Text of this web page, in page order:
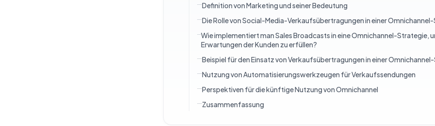
Definition von Marketing und seiner Bedeutung
Die Rolle von Social-Media-Verkaufsübertragungen in einer
Wie implementiert man Sales Broadcasts in eine Omnichannel-Strategie,
Erwartungen der Kunden zu erfüllen?
Beispiel für den Einsatz von Verkaufsübertragungen in einer
Nutzung von Automatisierungswerkzeugen für Verkaufssendungen
Perspektiven für die künftige Nutzung von Omnichannel
Zusammenfassung